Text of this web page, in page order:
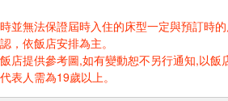
並無法保證屆時入住的床型一定與預訂時
，依飯店安排為主。
店提供參考圖,如有變動恕不另行通知,以飯
表人需為19歲以上。